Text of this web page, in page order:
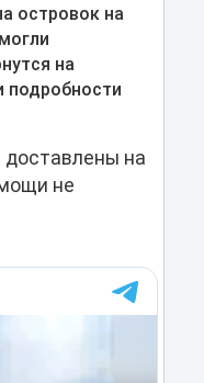
островок на
на
подробности
доставлены на
не